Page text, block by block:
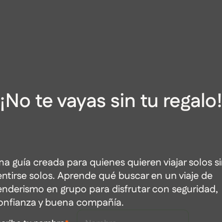
¡No te vayas sin tu regalo!
guía creada para quienes quieren viajar solos
solos. Aprende qué buscar en un viaje de
en grupo para disfrutar con seguridad,
y buena compañía.